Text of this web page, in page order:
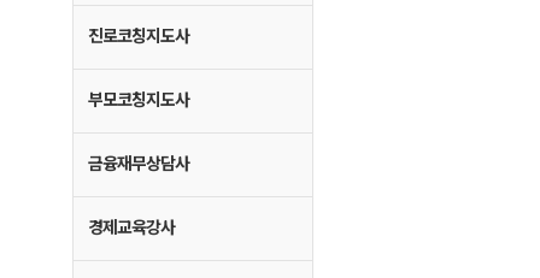
진로코칭지도사
부모코칭지도사
금융재무상담사
경제교육강사